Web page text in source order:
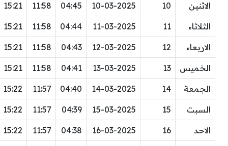
الاثنين 10
10-03-2025
04:45
11:58
15:21
الثلاثاء 11
11-03-2025
04:44
11:58
15:21
الاربعاء 12
12-03-2025
04:43
11:58
15:21
الخميس 13
13-03-2025
04:41
11:58
15:21
الجمعة 14
14-03-2025
04:40
11:57
15:22
السبت 15
15-03-2025
04:39
11:57
15:22
الاحد 16
16-03-2025
04:38
11:57
15:22